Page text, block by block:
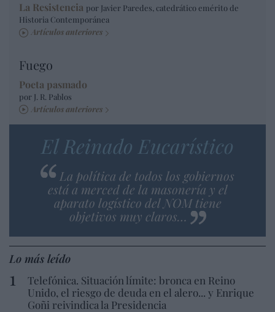
La Resistencia por Javier Paredes, catedrático emérito de
Historia Contemporánea
Artículos anteriores
Fuego
Poeta pasmado
por J. R. Pablos
Artículos anteriores
El Reinado Eucarístico
La política de todos los gobiernos
está a merced de la masonería y el
aparato logístico del NOM tiene
objetivos muy claros…
Lo más leído
Telefónica. Situación límite: bronca en Reino
Unido, el riesgo de deuda en el alero... y Enrique
Goñi reivindica la Presidencia